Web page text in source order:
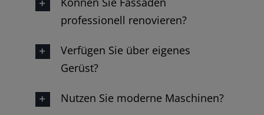
professionell renovieren?
Verfügen Sie über eigenes
Gerüst?
Nutzen Sie moderne Maschinen?